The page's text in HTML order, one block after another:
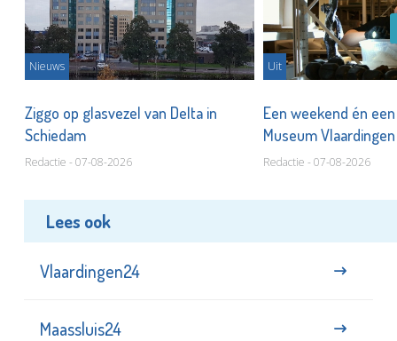
Nieuws
Ziggo op glasvezel van Delta in
Schiedam
Redactie - 07-08-2026
Uit
Een weekend én
Museum
Redactie - 07-08-2026
Lees ook
Vlaardingen24
Maassluis24